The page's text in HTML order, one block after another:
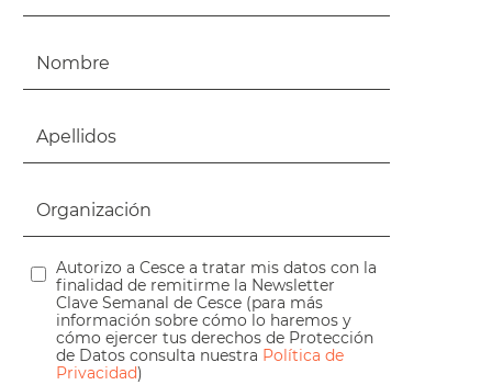
Autorizo a Cesce a tratar mis datos con la
finalidad de remitirme la Newsletter
Clave Semanal de Cesce (para más
información sobre cómo lo haremos y
cómo ejercer tus derechos de Protección
de Datos consulta nuestra Política de
Privacidad)